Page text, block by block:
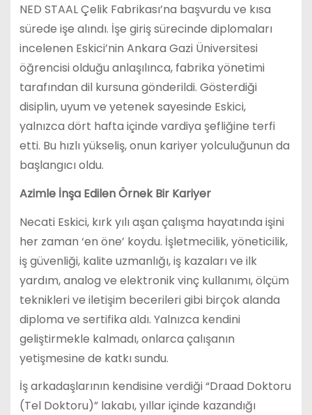
NED STAAL Çelik Fabrikası’na başvurdu ve kısa
sürede işe alındı. İşe giriş sürecinde diplomaları
incelenen Eskici’nin Ankara Gazi Üniversitesi
öğrencisi olduğu anlaşılınca, fabrika yönetimi
tarafından dil kursuna gönderildi. Gösterdiği
disiplin, uyum ve yetenek sayesinde Eskici,
yalnızca dört hafta içinde vardiya şefliğine terfi
etti. Bu hızlı yükseliş, onun kariyer yolculuğunun da
başlangıcı oldu.
Azimle İnşa Edilen Örnek Bir Kariyer
Necati Eskici, kırk yılı aşan çalışma hayatında işini
her zaman ‘en öne’ koydu. İşletmecilik, yöneticilik,
iş güvenliği, kalite uzmanlığı, iş kazaları ve ilk
yardım, analog ve elektronik vinç kullanımı, ölçüm
teknikleri ve iletişim becerileri gibi birçok alanda
diploma ve sertifika aldı. Yalnızca kendini
geliştirmekle kalmadı, onlarca çalışanın
yetişmesine de katkı sundu.
İş arkadaşlarının kendisine verdiği “Draad Doktoru
(Tel Doktoru)” lakabı, yıllar içinde kazandığı